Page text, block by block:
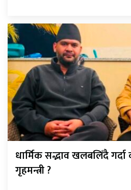
धार्मिक सद्भाव खलबलिँदै गर्दा
गृहमन्त्री ?